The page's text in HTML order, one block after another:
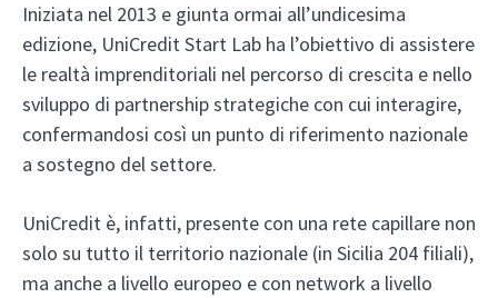
Iniziata nel 2013 e giunta ormai all’undicesima
edizione, UniCredit Start Lab ha l’obiettivo di assistere
le realtà imprenditoriali nel percorso di crescita e nello
sviluppo di partnership strategiche con cui interagire,
confermandosi così un punto di riferimento nazionale
a sostegno del settore.
UniCredit è, infatti, presente con una rete capillare non
solo su tutto il territorio nazionale (in Sicilia 204 filiali),
ma anche a livello europeo e con network a livello